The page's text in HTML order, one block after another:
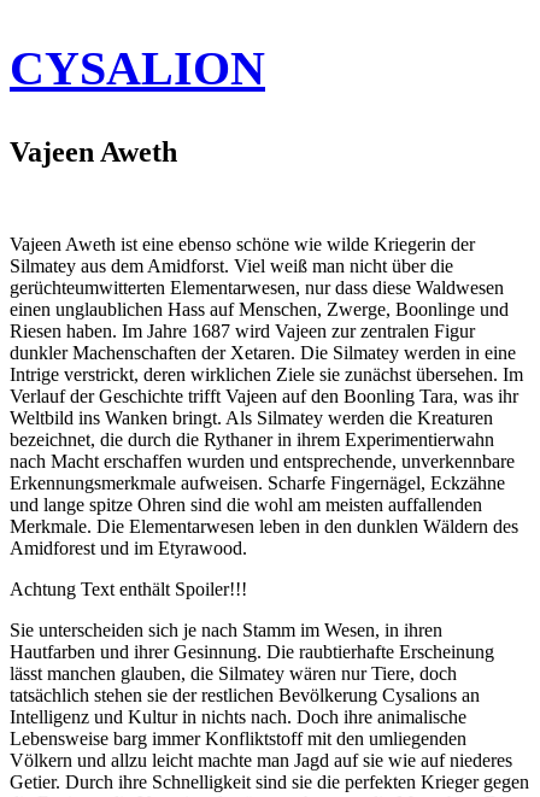
CYSALION
Vajeen Aweth
Vajeen Aweth ist eine ebenso schöne wie wilde Kriegerin der
Silmatey aus dem Amidforst. Viel weiß man nicht über die
gerüchteumwitterten Elementarwesen, nur dass diese Waldwesen
einen unglaublichen Hass auf Menschen, Zwerge, Boonlinge und
Riesen haben. Im Jahre 1687 wird Vajeen zur zentralen Figur
dunkler Machenschaften der Xetaren. Die Silmatey werden in eine
Intrige verstrickt, deren wirklichen Ziele sie zunächst übersehen. Im
Verlauf der Geschichte trifft Vajeen auf den Boonling Tara, was ihr
Weltbild ins Wanken bringt. Als Silmatey werden die Kreaturen
bezeichnet, die durch die Rythaner in ihrem Experimentierwahn
nach Macht erschaffen wurden und entsprechende, unverkennbare
Erkennungsmerkmale aufweisen. Scharfe Fingernägel, Eckzähne
und lange spitze Ohren sind die wohl am meisten auffallenden
Merkmale. Die Elementarwesen leben in den dunklen Wäldern des
Amidforest und im Etyrawood.
Achtung Text enthält Spoiler!!!
Sie unterscheiden sich je nach Stamm im Wesen, in ihren
Hautfarben und ihrer Gesinnung. Die raubtierhafte Erscheinung
lässt manchen glauben, die Silmatey wären nur Tiere, doch
tatsächlich stehen sie der restlichen Bevölkerung Cysalions an
Intelligenz und Kultur in nichts nach. Doch ihre animalische
Lebensweise barg immer Konfliktstoff mit den umliegenden
Völkern und allzu leicht machte man Jagd auf sie wie auf niederes
Getier. Durch ihre Schnelligkeit sind sie die perfekten Krieger gegen